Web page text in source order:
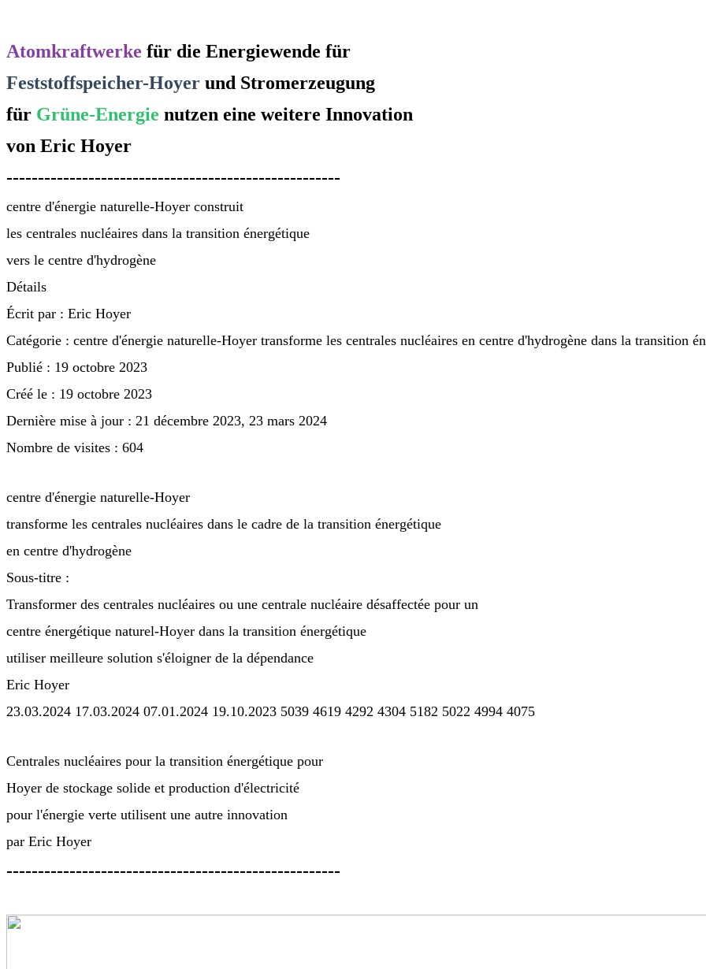
Atomkraftwerke für die Energiewende für
Feststoffspeicher-Hoyer und Stromerzeugung
für Grüne-Energie nutzen eine weitere Innovation
von Eric Hoyer
-----------------------------------------------------
centre d'énergie naturelle-Hoyer construit
les centrales nucléaires dans la transition énergétique
vers le centre d'hydrogène
Détails
Écrit par : Eric Hoyer
Catégorie : centre d'énergie naturelle-Hoyer transforme les centrales nucléaires en centre d'hydrogène dans la transition
Publié : 19 octobre 2023
Créé le : 19 octobre 2023
Dernière mise à jour : 21 décembre 2023, 23 mars 2024
Nombre de visites : 604
centre d'énergie naturelle-Hoyer
transforme les centrales nucléaires dans le cadre de la transition énergétique
en centre d'hydrogène
Sous-titre :
Transformer des centrales nucléaires ou une centrale nucléaire désaffectée pour un
centre énergétique naturel-Hoyer dans la transition énergétique
utiliser meilleure solution s'éloigner de la dépendance
Eric Hoyer
23.03.2024 17.03.2024 07.01.2024 19.10.2023 5039 4619 4292 4304 5182 5022 4994 4075
Centrales nucléaires pour la transition énergétique pour
Hoyer de stockage solide et production d'électricité
pour l'énergie verte utilisent une autre innovation
par Eric Hoyer
-----------------------------------------------------